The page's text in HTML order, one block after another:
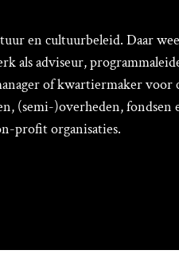
en cultuurbeleid. Daar
als adviseur,
of kwartiermaker voor
(semi-)overheden, fondsen
profit organisaties.